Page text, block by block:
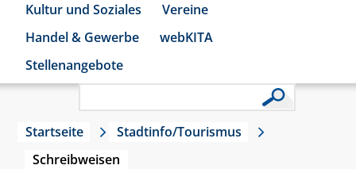
Kultur und Soziales
Vereine
Handel & Gewerbe
webKITA
Stellenangebote
Startseite
Stadtinfo/Tourismus
Schreibweisen